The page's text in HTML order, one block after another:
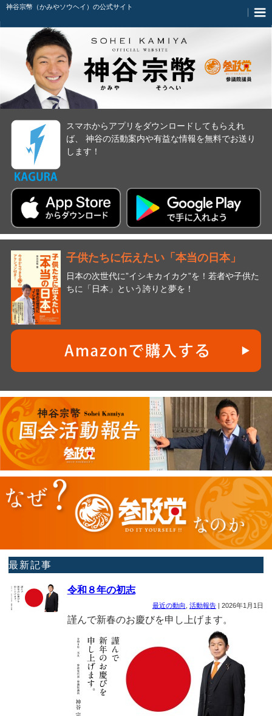
神谷宗幣（かみやソウヘイ）の公式サイト
スマホからアプリをダウンロードしてもらえれ
ば、
神谷の活動案内や有益な情報を無料でお送り
します！
子供たちに伝えたい「本当の日本」
日本の次世代に”イシキカイカク”を！若者や子供た
ちに「日本」という誇りと夢を！
最新記事
令和８年の初志
最近の動向 活動報告 2026年1月1日
謹んで新春のお慶びを申し上げます。